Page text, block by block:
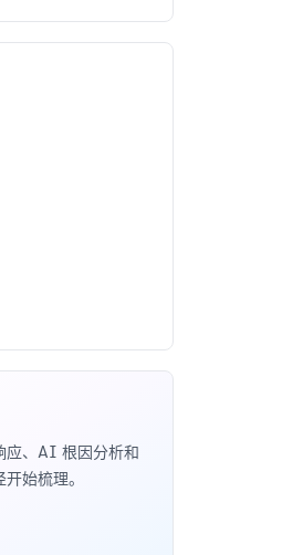
应、AI 根因分析和
始梳理。